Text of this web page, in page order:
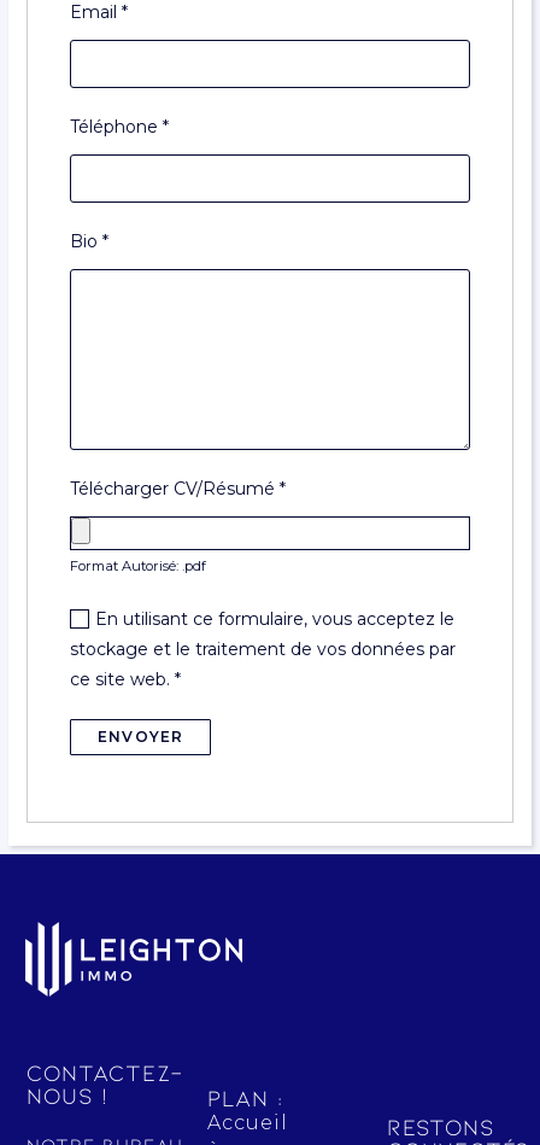
Email *
Téléphone *
Bio *
Télécharger CV/Résumé *
Format Autorisé: .pdf
En utilisant ce formulaire, vous acceptez le
stockage et le traitement de vos données par
ce site web. *
Contactez-
nous !
Plan :
Accueil
Restons